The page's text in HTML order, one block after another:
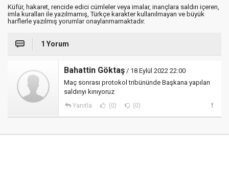
Küfür, hakaret, rencide edici cümleler veya imalar, inançlara saldırı içeren,
imla kuralları ile yazılmamış, Türkçe karakter kullanılmayan ve büyük
harflerle yazılmış yorumlar onaylanmamaktadır.
1 Yorum
Bahattin Göktaş / 18 Eylül 2022 22:00
Maç sonrası protokol tribününde Başkana yapılan
saldırıyı kınıyoruz
Yanıtla (0) (0)